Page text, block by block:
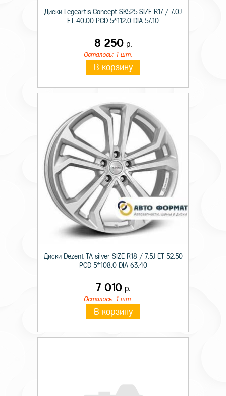
Диски Legeartis Concept SK525 SIZE R17 / 7.0J
ET 40.00 PCD 5*112.0 DIA 57.10
8 250р.
Осталось: 1 шт.
В корзину
Диски Dezent TA silver SIZE R18 / 7.5J ET 52.50
PCD 5*108.0 DIA 63.40
7 010р.
Осталось: 1 шт.
В корзину